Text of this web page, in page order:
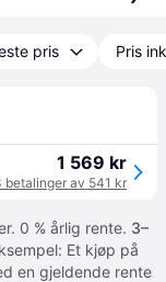
pris Pris
1 569 kr
betalinger av 541 kr
0 % årlig rente. 3–
Et kjøp på
en gjeldende rente